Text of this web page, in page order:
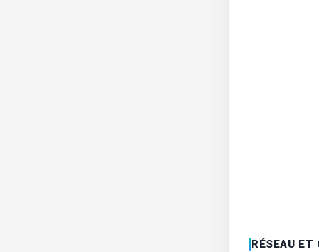
RÉSEAU